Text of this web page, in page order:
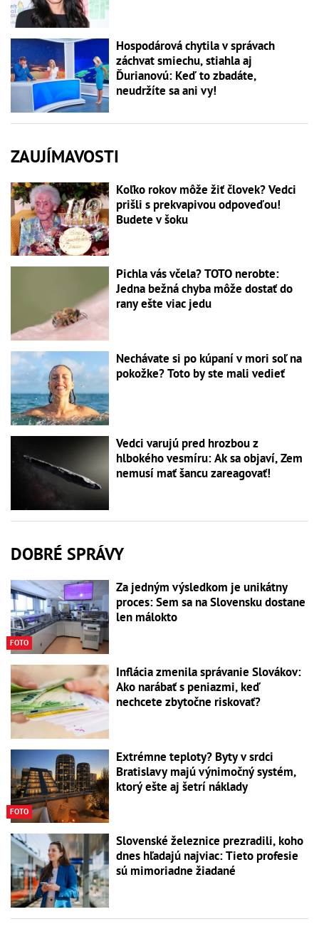
Hospodárová chytila v správach
záchvat smiechu, stiahla aj
Ďurianovú: Keď to zbadáte,
neudržíte sa ani vy!
ZAUJÍMAVOSTI
Koľko rokov môže žiť človek? Vedci
prišli s prekvapivou odpoveďou!
Budete v šoku
Pichla vás včela? TOTO nerobte:
Jedna bežná chyba môže dostať do
rany ešte viac jedu
Nechávate si po kúpaní v mori soľ na
pokožke? Toto by ste mali vedieť
Vedci varujú pred hrozbou z
hlbokého vesmíru: Ak sa objaví, Zem
nemusí mať šancu zareagovať!
DOBRÉ SPRÁVY
FOTO
Za jedným výsledkom je unikátny
proces: Sem sa na Slovensku dostane
len málokto
Inflácia zmenila správanie Slovákov:
Ako narábať s peniazmi, keď
nechcete zbytočne riskovať?
FOTO
Extrémne teploty? Byty v srdci
Bratislavy majú výnimočný systém,
ktorý ešte aj šetrí náklady
Slovenské železnice prezradili, koho
dnes hľadajú najviac: Tieto profesie
sú mimoriadne žiadané